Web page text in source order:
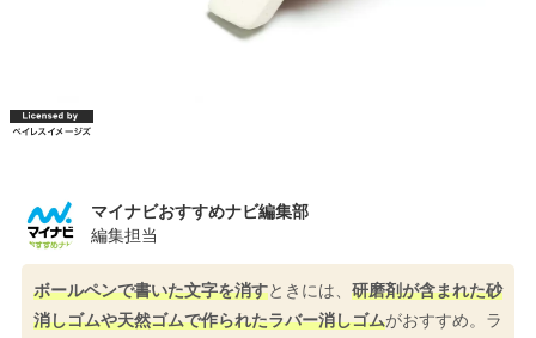
マイナビおすすめナビ編集部
編集担当
ボールペンで書いた文字を消すときには、 研磨剤が含まれた砂
消しゴムや天然ゴムで作られたラバー消しゴムがおすすめ。ラ